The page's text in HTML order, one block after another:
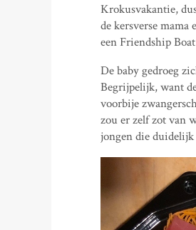
Krokusvakantie,
de kersverse
een Friendship
De baby gedroeg
Begrijpelijk, want
voorbije
zou er zelf zot van
jongen die